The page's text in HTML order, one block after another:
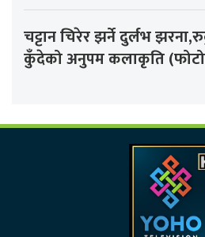
चट्टान चिरेर झर्ने दुर्लभ
कुँदेको अनुपम कलाकृति